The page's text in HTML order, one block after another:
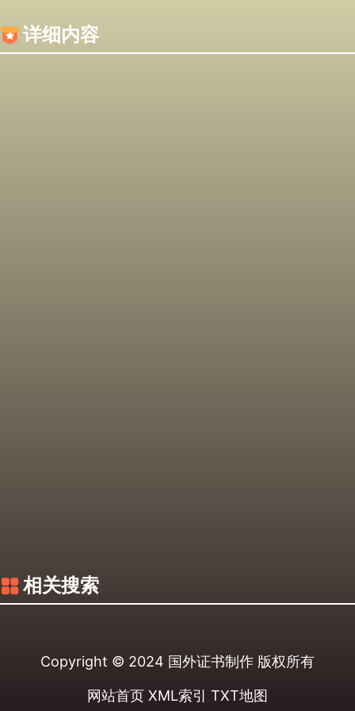
详细内容
相关搜索
Copyright © 2024 国外证书制作 版权所有
网站首页 XML索引 TXT地图